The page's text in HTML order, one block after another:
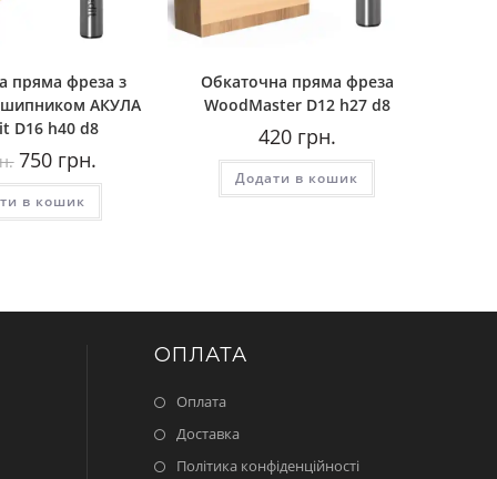
пряма фреза з
AКУЛА
D16 h40 d8
Оригінальна
ціна:
850
грн..
750 грн.
750
в кошик
Обкаточна пряма фреза
WoodMaster D12 h27 d8
420грн.
Додати в кошик
ОПЛАТА
Оплата
Доставка
Політика конфіденційності